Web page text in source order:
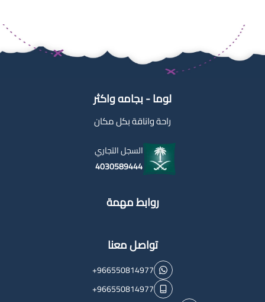
لوما - بجامه واكثر
راحة واناقة بكل مكان
السجل التجاري
4030589444
روابط مهمة
تواصل معنا
+966550814977
+966550814977